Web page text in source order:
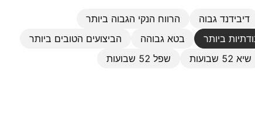
דיבידנד גבוה
הרווח הנקי הגבוה ביותר
ביותר בטא גבוהה
הביצועים הטובים ביותר
שיא 52 שבועות
שפל 52 שבועות